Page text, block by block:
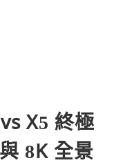
X5 終極
8K 全景